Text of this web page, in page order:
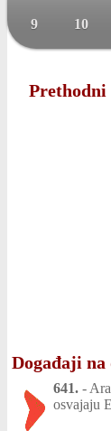
9 10
Prethodni
Događaji na
641. -
osvajaju